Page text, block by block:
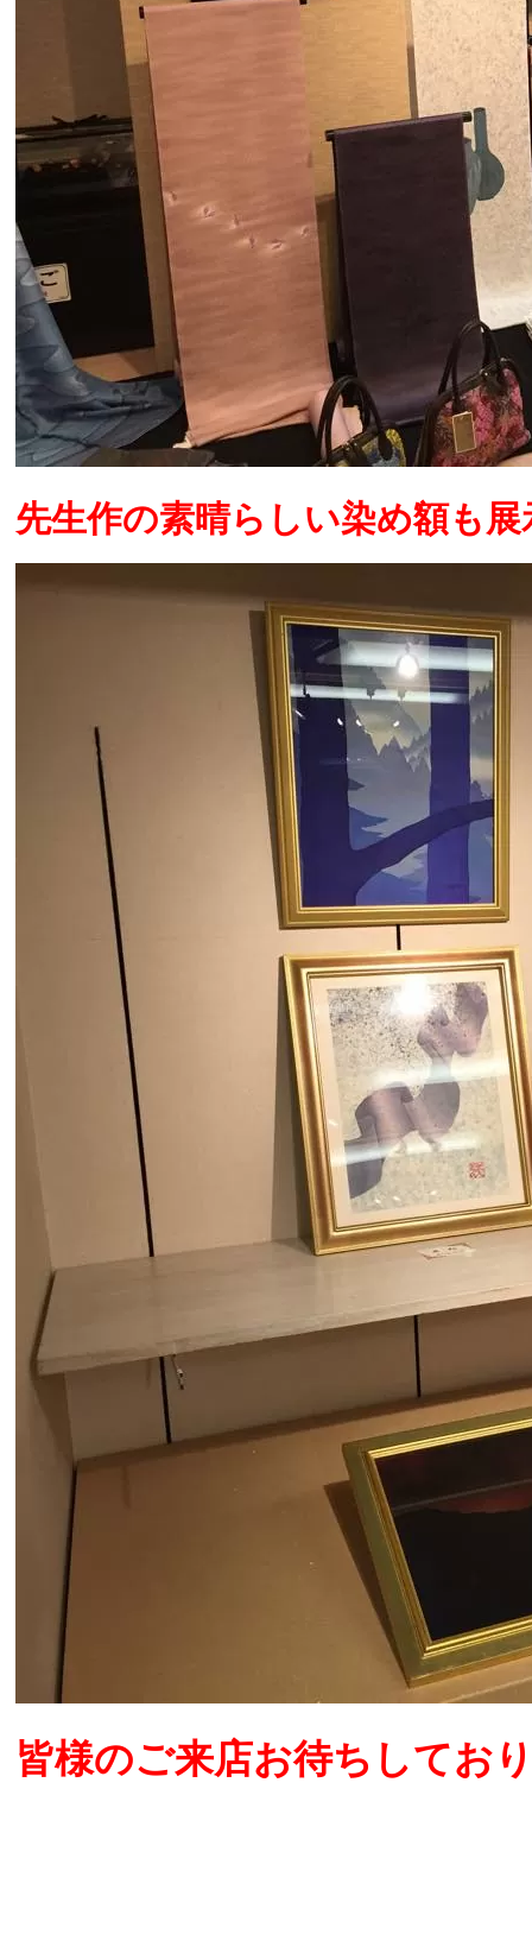
先生作の素晴らしい染め額も
皆様のご来店お待ちして